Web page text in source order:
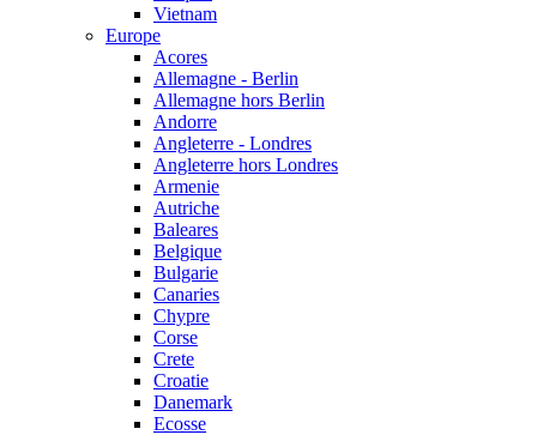
Vietnam
Europe
Acores
Allemagne - Berlin
Allemagne hors Berlin
Andorre
Angleterre - Londres
Angleterre hors Londres
Armenie
Autriche
Baleares
Belgique
Bulgarie
Canaries
Chypre
Corse
Crete
Croatie
Danemark
Ecosse